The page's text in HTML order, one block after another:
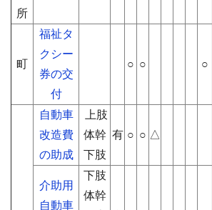
所
町
福祉タ
クシー
券の交
付
○ ○ ○
自動車
改造費
の助成
上肢
体幹
下肢
有 ○ ○ △
介助用
自動車
下肢
体幹